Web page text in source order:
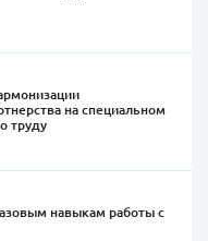
на специальном
труду
навыкам работы с